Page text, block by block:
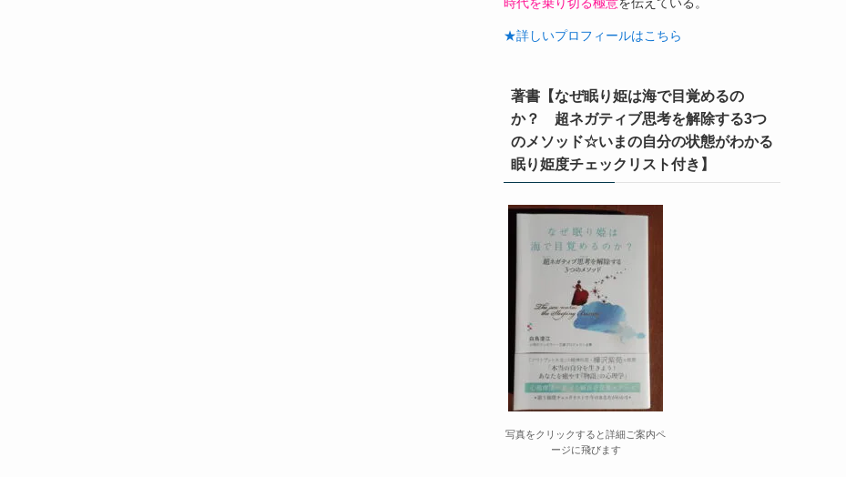
★詳しいプロフィールはこちら
著書【なぜ眠り姫は海で目覚めるの
か？ 超ネガティブ思考を解除する3つ
のメソッド☆いまの自分の状態がわかる
眠り姫度チェックリスト付き】
写真をクリックすると詳細ご案内ペ
ージに飛びます